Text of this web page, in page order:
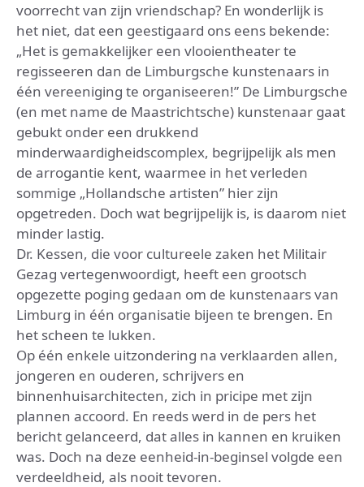
voorrecht van zijn vriendschap? En wonderlijk is
het niet, dat een geestigaard ons eens bekende:
„Het is gemakkelijker een vlooientheater te
regisseeren dan de Limburgsche kunstenaars in
één vereeniging te organiseeren!” De Limburgsche
(en met name de Maastrichtsche) kunstenaar gaat
gebukt onder een drukkend
minderwaardigheidscomplex, begrijpelijk als men
de arrogantie kent, waarmee in het verleden
sommige „Hollandsche artisten” hier zijn
opgetreden. Doch wat begrijpelijk is, is daarom niet
minder lastig.
Dr. Kessen, die voor cultureele zaken het Militair
Gezag vertegenwoordigt, heeft een grootsch
opgezette poging gedaan om de kunstenaars van
Limburg in één organisatie bijeen te brengen. En
het scheen te lukken.
Op één enkele uitzondering na verklaarden allen,
jongeren en ouderen, schrijvers en
binnenhuisarchitecten, zich in pricipe met zijn
plannen accoord. En reeds werd in de pers het
bericht gelanceerd, dat alles in kannen en kruiken
was. Doch na deze eenheid-in-beginsel volgde een
verdeeldheid, als nooit tevoren.